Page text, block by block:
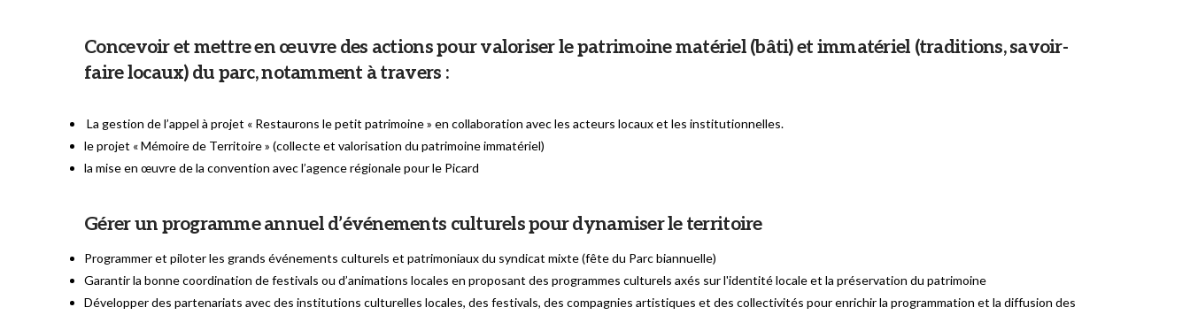
Concevoir et mettre en œuvre des actions pour valoriser le patrimoine matériel (bâti) et immatériel (traditions, savoir-
faire locaux) du parc, notamment à travers :
La gestion de l’appel à projet « Restaurons le petit patrimoine » en collaboration avec les acteurs locaux et les institutionnelles.
le projet « Mémoire de Territoire » (collecte et valorisation du patrimoine immatériel)
la mise en œuvre de la convention avec l’agence régionale pour le Picard
Gérer un programme annuel d’événements culturels pour dynamiser le territoire
Programmer et piloter les grands événements culturels et patrimoniaux du syndicat mixte (fête du Parc biannuelle)
Garantir la bonne coordination de festivals ou d’animations locales en proposant des programmes culturels axés sur l'identité locale et la préservation du patrimoine
Développer des partenariats avec des institutions culturelles locales, des festivals, des compagnies artistiques et des collectivités pour enrichir la programmation et la diffusion des